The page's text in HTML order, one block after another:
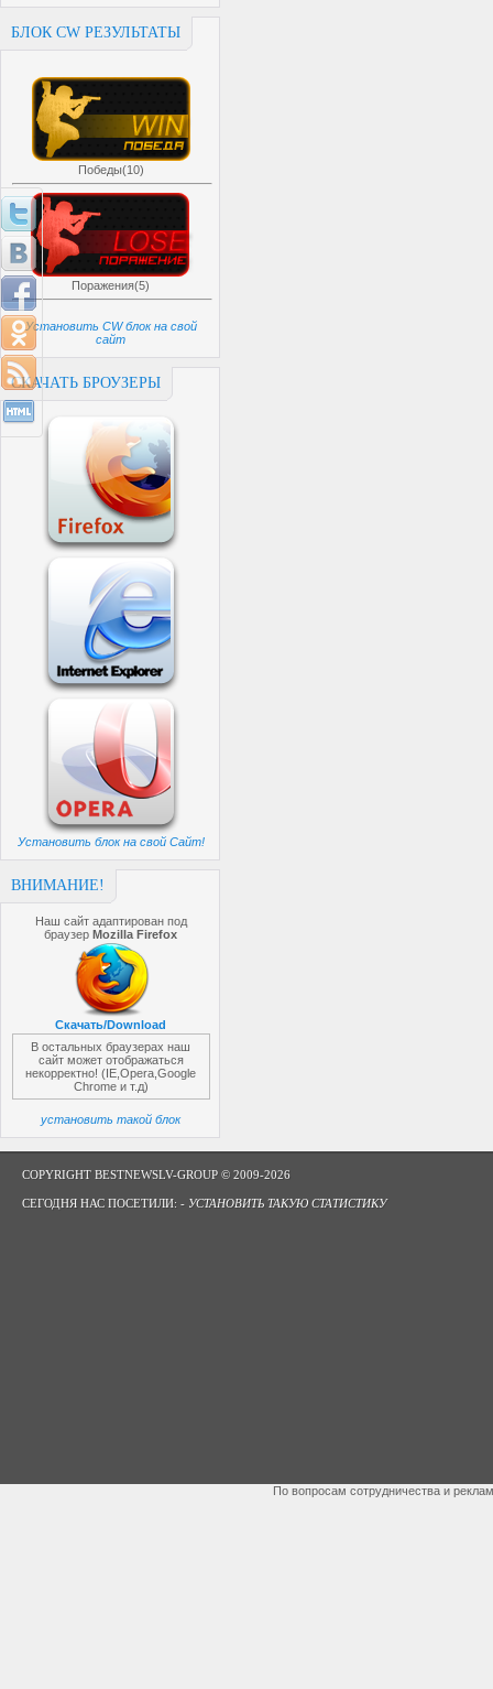
БЛОК CW РЕЗУЛЬТАТЫ
Победы(10)
Поражения(5)
Установить CW блок на свой
сайт
СКАЧАТЬ БРОУЗЕРЫ
Установить блок на свой Сайт!
ВНИМАНИЕ!
Наш сайт адаптирован под
браузерMozilla Firefox
Скачать/Download
В остальных браузерах наш
сайт может отображаться
некорректно! (IE,Opera,Google
Chrome и т.д)
установить такой блок
COPYRIGHT BESTNEWSLV-GROUP © 2009-2026
СЕГОДНЯ НАС ПОСЕТИЛИ: - УСТАНОВИТЬ ТАКУЮ СТАТИСТИКУ
По вопросам сотрудничества и